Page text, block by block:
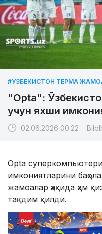
#УЗБЕКИСТОН ТЕРМА
"Opta":
учун яхши
02.06.2026 00:22
Opta
имкониятларини
жамоалар ҳақида ҳам
тақдим қилди.